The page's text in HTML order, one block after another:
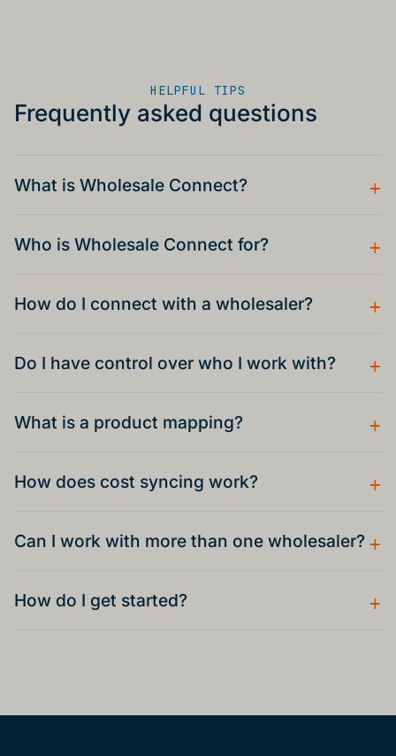
HELPFUL TIPS
Frequently asked questions
What is Wholesale Connect? +
Who is Wholesale Connect for? +
How do I connect with a wholesaler? +
Do I have control over who I work with? +
What is a product mapping? +
How does cost syncing work? +
Can I work with more than one wholesaler? +
How do I get started? +